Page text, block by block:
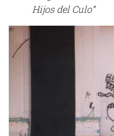
Hijos del Culo”